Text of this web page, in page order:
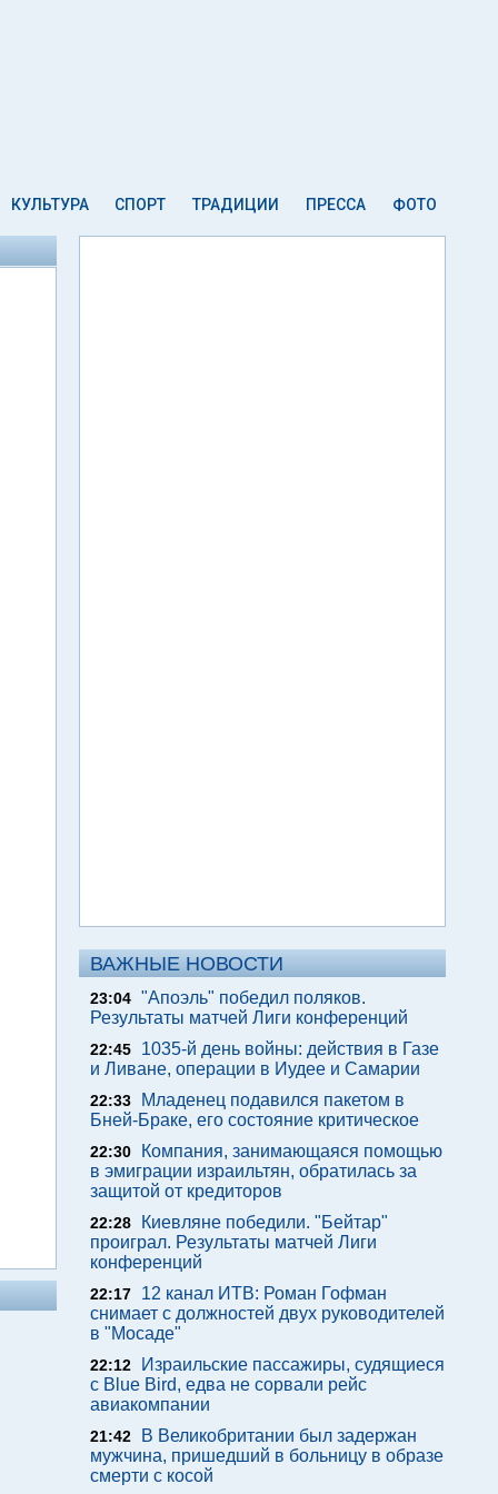
КУЛЬТУРА СПОРТ ТРАДИЦИИ ПРЕССА ФОТО
ВАЖНЫЕ НОВОСТИ
23:04 "Апоэль" победил поляков.
Результаты матчей Лиги конференций
22:45
1035-й день войны: действия в Газе
и Ливане, операции в Иудее и Самарии
22:33
Младенец подавился пакетом в
Бней-Браке, его состояние критическое
22:30
Компания, занимающаяся помощью
в эмиграции израильтян, обратилась за
защитой от кредиторов
22:28
Киевляне победили. "Бейтар"
проиграл. Результаты матчей Лиги
конференций
22:17
12 канал ИТВ: Роман Гофман
снимает с должностей двух руководителей
в "Мосаде"
22:12
Израильские пассажиры, судящиеся
с Blue Bird, едва не сорвали рейс
авиакомпании
21:42
В Великобритании был задержан
мужчина, пришедший в больницу в образе
смерти с косой